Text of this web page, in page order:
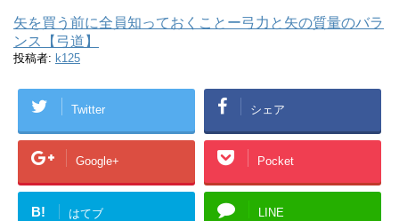
矢を買う前に全員知っておくことー弓力と矢の質量のバラ
ンス【弓道】
投稿者: k125
Twitter シェア
Google+ Pocket
B! はてブ LINE